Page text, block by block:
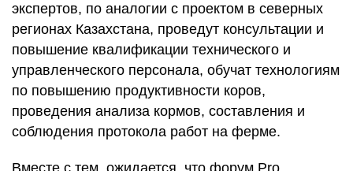
экспертов, по аналогии с проектом в северных
регионах Казахстана, проведут консультации и
повышение квалификации технического и
управленческого персонала, обучат технологиям
по повышению продуктивности коров,
проведения анализа кормов, составления и
соблюдения протокола работ на ферме.
Вместе с тем, ожидается, что форум Pro